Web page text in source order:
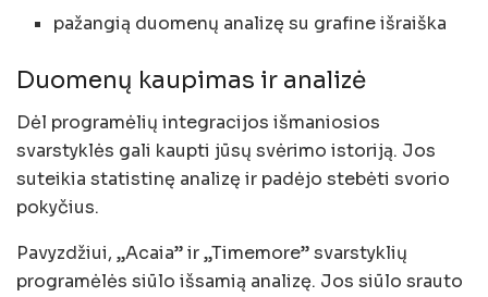
pažangią duomenų analizę su grafine išraiška
Duomenų kaupimas ir analizė
Dėl programėlių integracijos išmaniosios
svarstyklės gali kaupti jūsų svėrimo istoriją. Jos
suteikia statistinę analizę ir padėjo stebėti svorio
pokyčius.
Pavyzdžiui, „Acaia” ir „Timemore” svarstyklių
programėlės siūlo išsamią analizę. Jos siūlo srauto